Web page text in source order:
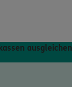
ausgleichen